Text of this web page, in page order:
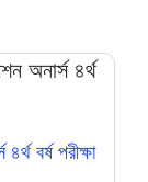
বর্ষ পরীক্ষা